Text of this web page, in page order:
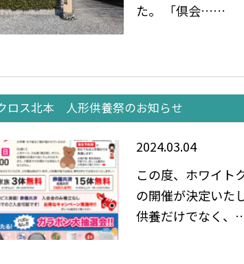
た。 「倶会……
ロス北本 人形供養祭のお知らせ
2024.03.04
この度、ホワイト
の開催が決定いた
供養だけでなく